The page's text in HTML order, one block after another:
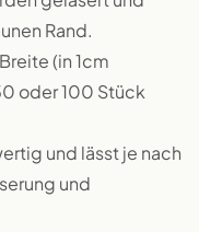
Rand.
(in 1cm
oder 100 Stück
und lässt je nach
und